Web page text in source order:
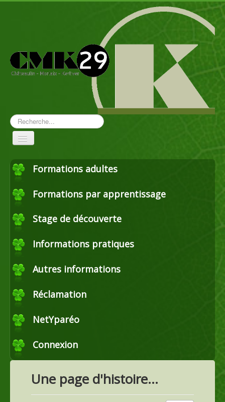
Rechercher
Toggle
Navigation
Aménagement paysager
Commerce
Formations adultes
Formations par apprentissage
Stage de découverte
Informations pratiques
Autres informations
Réclamation
NetYparéo
Connexion
Une page d'histoire...